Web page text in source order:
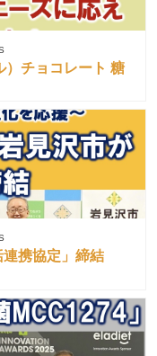
）チョコレート 糖
携協定」締結